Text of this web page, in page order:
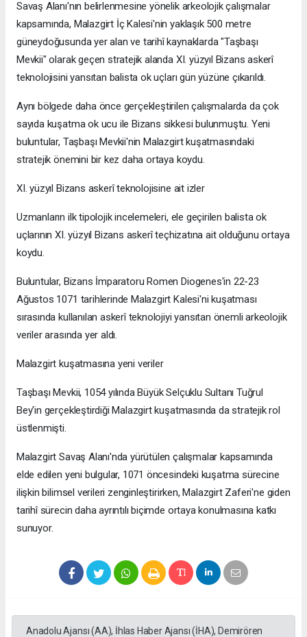
Savaş Alanı'nın belirlenmesine yönelik arkeolojik çalışmalar
kapsamında, Malazgirt İç Kalesi'nin yaklaşık 500 metre
güneydoğusunda yer alan ve tarihî kaynaklarda "Taşbaşı
Mevkii" olarak geçen stratejik alanda XI. yüzyıl Bizans askerî
teknolojisini yansıtan balista ok uçları gün yüzüne çıkarıldı.
Aynı bölgede daha önce gerçekleştirilen çalışmalarda da çok
sayıda kuşatma ok ucu ile Bizans sikkesi bulunmuştu. Yeni
buluntular, Taşbaşı Mevkii'nin Malazgirt kuşatmasındaki
stratejik önemini bir kez daha ortaya koydu.
XI. yüzyıl Bizans askerî teknolojisine ait izler
Uzmanların ilk tipolojik incelemeleri, ele geçirilen balista ok
uçlarının XI. yüzyıl Bizans askerî teçhizatına ait olduğunu ortaya
koydu.
Buluntular, Bizans İmparatoru Romen Diogenes'in 22-23
Ağustos 1071 tarihlerinde Malazgirt Kalesi'ni kuşatması
sırasında kullanılan askerî teknolojiyi yansıtan önemli arkeolojik
veriler arasında yer aldı.
Malazgirt kuşatmasına yeni veriler
Taşbaşı Mevkii, 1054 yılında Büyük Selçuklu Sultanı Tuğrul
Bey'in gerçekleştirdiği Malazgirt kuşatmasında da stratejik rol
üstlenmişti.
Malazgirt Savaş Alanı'nda yürütülen çalışmalar kapsamında
elde edilen yeni bulgular, 1071 öncesindeki kuşatma sürecine
ilişkin bilimsel verileri zenginleştirirken, Malazgirt Zaferi'ne giden
tarihî sürecin daha ayrıntılı biçimde ortaya konulmasına katkı
sunuyor.
Anadolu Ajansı (AA), İhlas Haber Ajansı (İHA), Demirören